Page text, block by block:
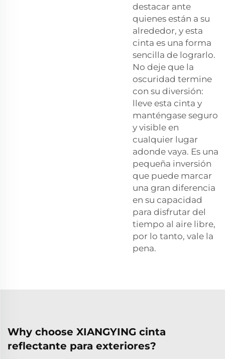
destacar ante
quienes están a su
alrededor, y esta
cinta es una forma
sencilla de lograrlo.
No deje que la
oscuridad termine
con su diversión:
lleve esta cinta y
manténgase seguro
y visible en
cualquier lugar
adonde vaya. Es una
pequeña inversión
que puede marcar
una gran diferencia
en su capacidad
para disfrutar del
tiempo al aire libre,
por lo tanto, vale la
pena.
Why choose XIANGYING cinta
reflectante para exteriores?